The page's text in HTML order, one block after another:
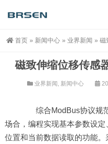
首页 » 新闻中心 » 业界新闻 » 磁
磁致伸缩位移传感
业界新闻 , 新闻中心
综合ModBus协议规
场合，编程实现基本参数设
位置和当前数据读取的功能